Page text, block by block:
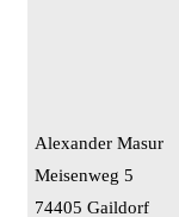
Alexander Masur
Meisenweg 5
74405 Gaildorf